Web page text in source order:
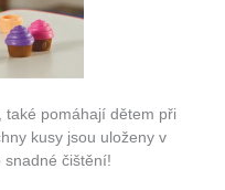
také pomáhají dětem při
kusy jsou uloženy v
snadné čištění!